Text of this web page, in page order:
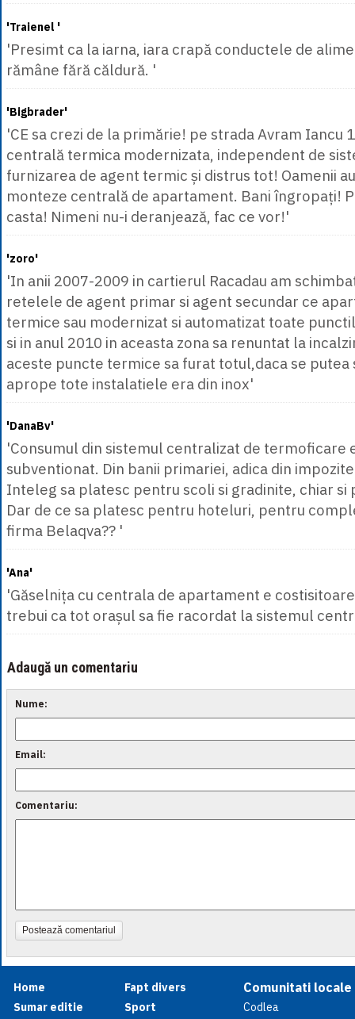
'Traienel '
'Presimt ca la iarna, iara crapă conductele de
rămâne fără căldură. '
'Bigbrader'
'CE sa crezi de la primărie! pe strada Avram Iancu
centrală termica modernizata, independent de
furnizarea de agent termic și distrus tot! Oamenii
monteze centrală de apartament. Bani îngropați!
casta! Nimeni nu-i deranjează, fac ce vor!'
'zoro'
'In anii 2007-2009 in cartierul Racadau am
retelele de agent primar si agent secundar ce
termice sau modernizat si automatizat toate
si in anul 2010 in aceasta zona sa renuntat la
aceste puncte termice sa furat totul,daca se putea
aprope tote instalatiele era din inox'
'DanaBv'
'Consumul din sistemul centralizat de termoficare
subventionat. Din banii primariei, adica din
Inteleg sa platesc pentru scoli si gradinite, chiar
Dar de ce sa platesc pentru hoteluri, pentru
firma Belaqva?? '
'Ana'
'Găselnița cu centrala de apartament e
trebui ca tot orașul sa fie racordat la sistemul
Adaugă un comentariu
Nume:
Email:
Comentariu:
Postează comentariul
Home
Sumar editie
Fapt divers
Sport
Comunitati locale
Codlea